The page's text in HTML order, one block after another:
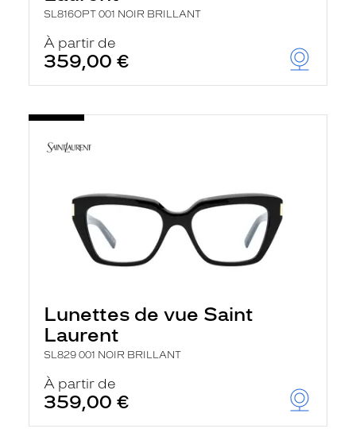
SL816OPT 001 NOIR BRILLANT
À partir de
359,00 €
Lunettes de vue Saint
Laurent
SL829 001 NOIR BRILLANT
À partir de
359,00 €